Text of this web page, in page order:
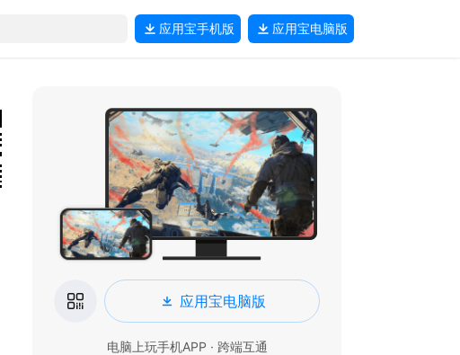
应用宝手机版 应用宝电脑版
应用宝电脑版
电脑上玩手机APP · 跨端互通